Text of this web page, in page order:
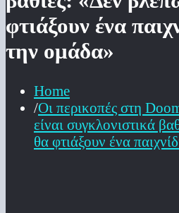
φτιάξουν ένα
την ομάδα»
Home
Οι περικοπές στη
είναι συγκλονιστικά
θα φτιάξουν ένα